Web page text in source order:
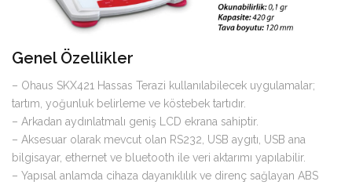
Genel Özellikler
– Ohaus SKX421 Hassas Terazi kullanılabilecek uygulamalar;
tartım, yoğunluk belirleme ve köstebek tartıdır.
– Arkadan aydınlatmalı geniş LCD ekrana sahiptir.
– Aksesuar olarak mevcut olan RS232, USB aygıtı, USB ana
bilgisayar, ethernet ve bluetooth ile veri aktarımı yapılabilir.
– Yapısal anlamda cihaza dayanıklılık ve direnç sağlayan ABS